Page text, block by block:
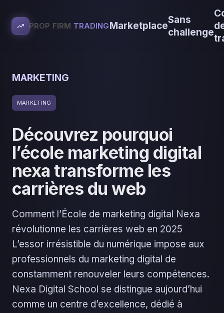
PROP FIRM TRADINGMarketplace
Sans
challenge
MARKETING
MARKETING
Découvrez pourquoi
l’école marketing digital
nexa transforme les
carrières du web
Comment l’École de marketing digital Nexa
révolutionne les carrières web en 2025
L’essor irrésistible du numérique impose aux
professionnels du marketing digital de
constamment renouveler leurs compétences.
Nexa Digital School se distingue aujourd’hui
comme un centre d’excellence, dédié à